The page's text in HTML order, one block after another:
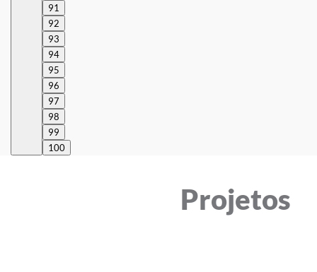
91
92
93
94
95
96
97
98
99
100
Projetos